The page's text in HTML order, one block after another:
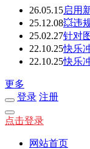
26.05.15启用
25.12.08💥违
25.02.27针对
22.10.25快乐
22.10.25快乐
更多
登录 注册
点击登录
网站首页